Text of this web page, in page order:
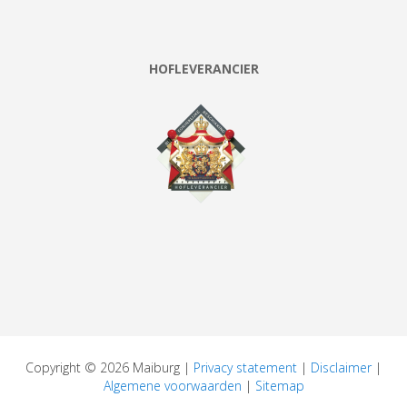
HOFLEVERANCIER
Copyright © 2026 Maiburg | Privacy statement | Disclaimer|
Algemene voorwaarden | Sitemap